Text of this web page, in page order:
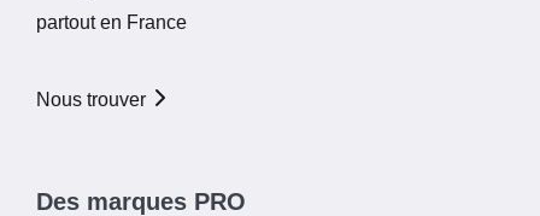
partout en France
Nous trouver
Des marques PRO